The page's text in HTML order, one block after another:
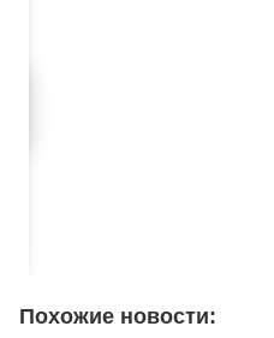
Похожие новости: